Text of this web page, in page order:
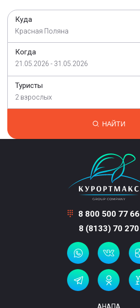
Куда
Красная Поляна
Когда
21.05.2026 - 31.05.2026
Туристы
2 взрослых
НАЙТИ
8 800 500 77 66
8 (8133) 70 270